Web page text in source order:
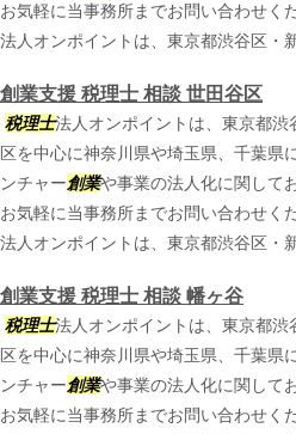
お気軽に当事務所までお問い合わせく
法人オンポイントは、東京都渋谷区・
創業支援 税理士 相談 世田谷区
税理士法人オンポイントは、東京都
区を中心に神奈川県や埼玉県、千葉県
ンチャー創業や事業の法人化に関して
お気軽に当事務所までお問い合わせく
法人オンポイントは、東京都渋谷区・
創業支援 税理士 相談 幡ヶ谷
税理士法人オンポイントは、東京都
区を中心に神奈川県や埼玉県、千葉県
ンチャー創業や事業の法人化に関して
お気軽に当事務所までお問い合わせく